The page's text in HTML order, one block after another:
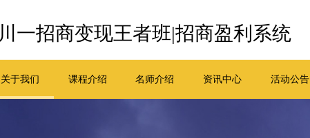
关于我们 课程介绍 名师介绍 资讯中心 活动公告
川一招商变现王者班|招商盈利系统